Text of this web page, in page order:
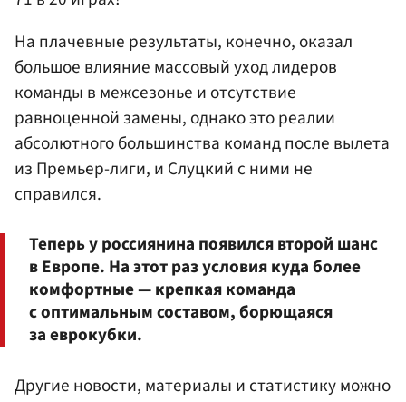
На плачевные результаты, конечно, оказал
большое влияние массовый уход лидеров
команды в межсезонье и отсутствие
равноценной замены, однако это реалии
абсолютного большинства команд после вылета
из Премьер-лиги, и Слуцкий с ними не
справился.
Теперь у россиянина появился второй шанс
в Европе. На этот раз условия куда более
комфортные — крепкая команда
с оптимальным составом, борющаяся
за еврокубки.
Другие новости, материалы и статистику можно